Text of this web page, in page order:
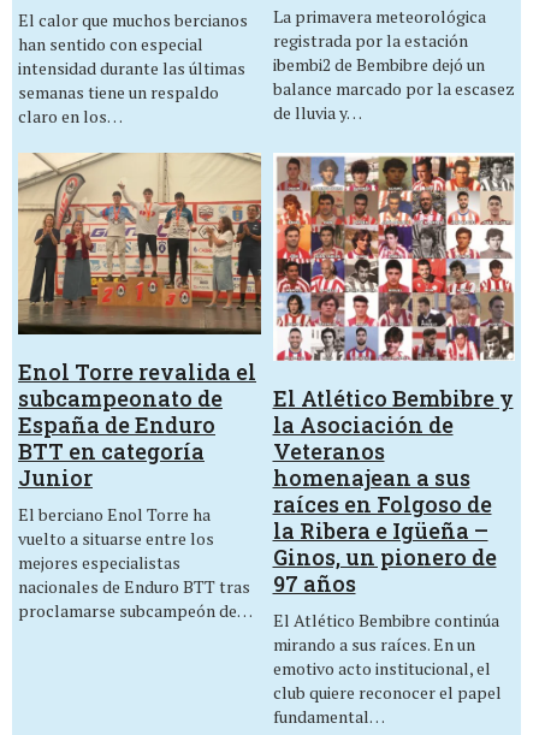
El calor que muchos bercianos
han sentido con especial
intensidad durante las últimas
semanas tiene un respaldo
claro en los…
La primavera meteorológica
registrada por la estación
ibembi2 de Bembibre dejó un
balance marcado por la escasez
de lluvia y…
Enol Torre revalida el
subcampeonato de
España de Enduro
BTT en categoría
Junior
El berciano Enol Torre ha
vuelto a situarse entre los
mejores especialistas
nacionales de Enduro BTT tras
proclamarse subcampeón de…
El Atlético Bembibre y
la Asociación de
Veteranos
homenajean a sus
raíces en Folgoso de
la Ribera e Igüeña –
Ginos, un pionero de
97 años
El Atlético Bembibre continúa
mirando a sus raíces. En un
emotivo acto institucional, el
club quiere reconocer el papel
fundamental…